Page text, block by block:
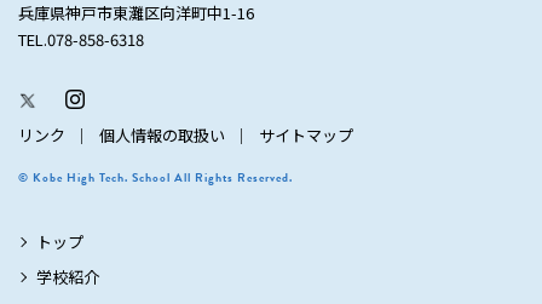
兵庫県神戸市東灘区向洋町中1-16
TEL.078-858-6318
リンク 個人情報の取扱い サイトマップ
© Kobe High Tech. School All Rights Reserved.
トップ
学校紹介